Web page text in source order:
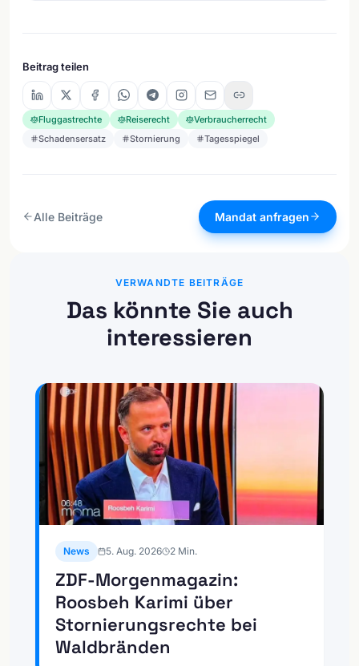
Beitrag teilen
Fluggastrechte Reiserecht
Verbraucherrecht
Schadensersatz
Stornierung Tagesspiegel
Alle Beiträge Mandat anfragen
VERWANDTE BEITRÄGE
Das könnte Sie auch
interessieren
News 5. Aug. 2026 2 Min.
ZDF-Morgenmagazin:
Roosbeh Karimi über
Stornierungsrechte bei
Waldbränden